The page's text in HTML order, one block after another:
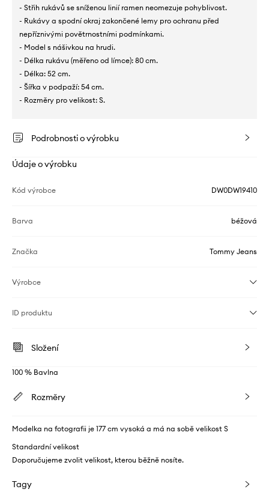
- Střih rukávů se sníženou linií ramen neomezuje pohyblivost.
- Rukávy a spodní okraj zakončené lemy pro ochranu před
nepříznivými povětrnostními podmínkami.
- Model s nášivkou na hrudi.
- Délka rukávu (měřeno od límce): 80 cm.
- Délka: 52 cm.
- Šířka v podpaží: 54 cm.
- Rozměry pro velikost: S.
Podrobnosti o výrobku
Údaje o výrobku
Kód výrobce DW0DW19410
Barva béžová
Značka Tommy Jeans
Výrobce
ID produktu
Složení
100 % Bavlna
Rozměry
Modelka na fotografii je 177 cm vysoká a má na sobě velikost S
Standardní velikost
Doporučujeme zvolit velikost, kterou běžně nosíte.
Tagy